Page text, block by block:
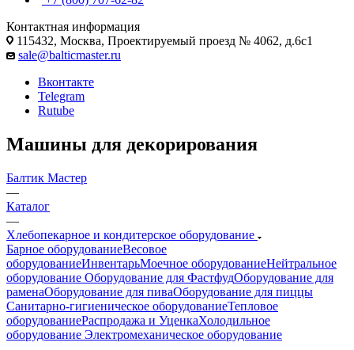
Контактная информация
115432, Москва, Проектируемый проезд № 4062, д.6с1
sale@balticmaster.ru
Вконтакте
Telegram
Rutube
Машины для декорирования
Балтик Мастер
—
Каталог
—
Хлебопекарное и кондитерское оборудование
Барное оборудованиеВесовое
оборудованиеИнвентарьМоечное оборудованиеНейтральное
оборудование Оборудование для ФастфудОборудование для
раменаОборудование для пиваОборудование для пиццы
Санитарно-гигиеническое оборудованиеТепловое
оборудованиеРаспродажа и УценкаХолодильное
оборудование Электромеханическое оборудование